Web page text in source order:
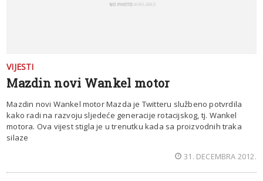
VIJESTI
Mazdin novi Wankel motor
Mazdin novi Wankel motor Mazda je Twitteru službeno potvrdila
kako radi na razvoju sljedeće generacije rotacijskog, tj. Wankel
motora. Ova vijest stigla je u trenutku kada sa proizvodnih traka
silaze
31. DECEMBRA 2012.